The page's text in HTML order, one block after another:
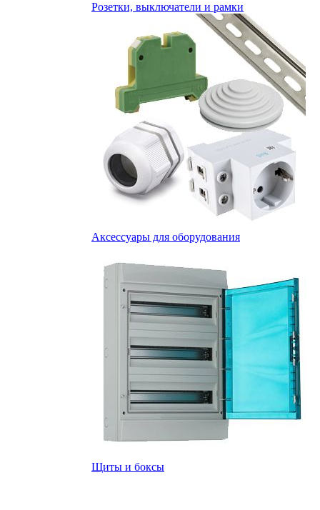
Розетки, выключатели и рамки
Аксессуары для оборудования
Щиты и боксы